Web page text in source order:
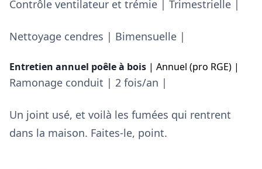
Contrôle ventilateur et trémie | Trimestrielle |
Nettoyage cendres | Bimensuelle |
Entretien annuel poêle à bois | Annuel (pro RGE) |
Ramonage conduit | 2 fois/an |
Un joint usé, et voilà les fumées qui rentrent
dans la maison. Faites-le, point.